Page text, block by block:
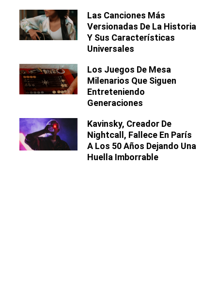
Las Canciones Más
Versionadas De La Historia
Y Sus Características
Universales
Los Juegos De Mesa
Milenarios Que Siguen
Entreteniendo
Generaciones
Kavinsky, Creador De
Nightcall, Fallece En París
A Los 50 Años Dejando Una
Huella Imborrable